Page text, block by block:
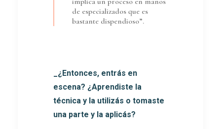
de especializados que es
bastante dispendioso”.
_¿Entonces, entrás en
escena? ¿Aprendiste la
técnica y la utilizás o tomaste
una parte y la aplicás?